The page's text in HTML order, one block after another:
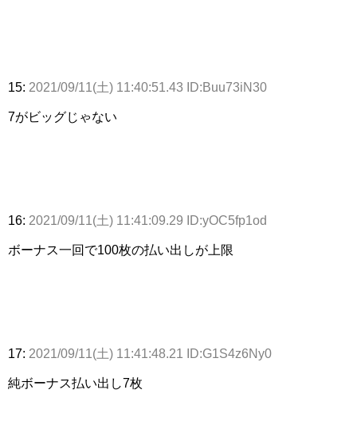
15: 2021/09/11(土) 11:40:51.43 ID:Buu73iN30
7がビッグじゃない
16: 2021/09/11(土) 11:41:09.29 ID:yOC5fp1od
ボーナス一回で100枚の払い出しが上限
17: 2021/09/11(土) 11:41:48.21 ID:G1S4z6Ny0
純ボーナス払い出し7枚